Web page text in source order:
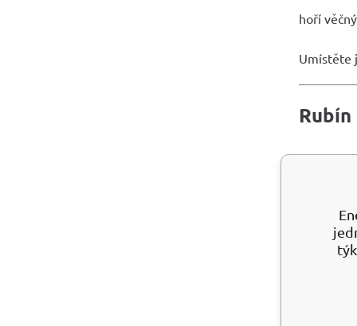
hoří
Umístěte